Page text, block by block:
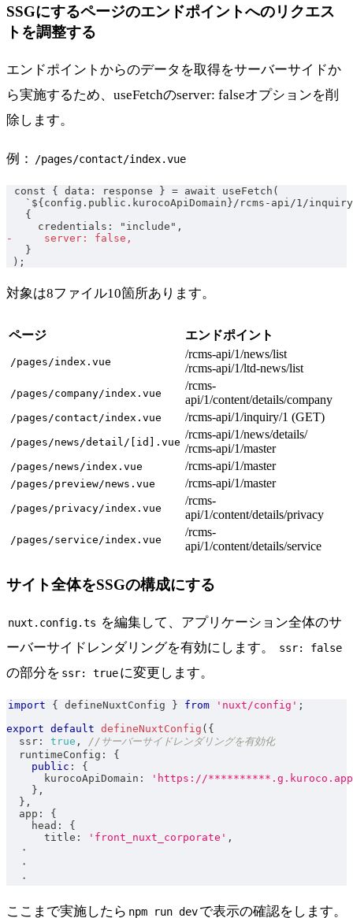
SSGにするページのエンドポイントへのリクエス
トを調整する
エンドポイントからのデータを取得をサーバーサイドか
ら実施するため、useFetchのserver: falseオプションを削
除します。
例： /pages/contact/index.vue
const { data: response } = await useFetch(
`${config.public.kurocoApiDomain}/rcms-api/1/
  {
    credentials: "include",
-
     server: false,
  }
);
対象は8ファイル10箇所あります。
ページ エンドポイント
/pages/index.vue
/rcms-api/1/news/list
/rcms-api/1/ltd-news/list
/pages/company/index.vue
/rcms-
api/1/content/details/company
/pages/contact/index.vue /rcms-api/1/inquiry/1 (GET)
/pages/news/detail/[id].vue
/rcms-api/1/news/details/
/rcms-api/1/master
/pages/news/index.vue /rcms-api/1/master
/pages/preview/news.vue /rcms-api/1/master
/pages/privacy/index.vue
/rcms-
api/1/content/details/privacy
/pages/service/index.vue
/rcms-
api/1/content/details/service
サイト全体をSSGの構成にする
nuxt.config.ts を編集して、アプリケーション全体のサ
ーバーサイドレンダリングを有効にします。
ssr: false
の部分を ssr: trueに変更します。
import { defineNuxtConfig } from 'nuxt/config' ;
export default defineNuxtConfig ( {
  ssr
: true ,
//サーバーサイドレンダリングを有効化
  runtimeConfig
:
{
public :
{
      kurocoApiDomain
:
'https://
} ,
} ,
  app
:
{
    head
:
{
      title
: 'front_nuxt_corporate' ,
  ・
  ・
  ・
ここまで実施したら npm run devで表示の確認をします。